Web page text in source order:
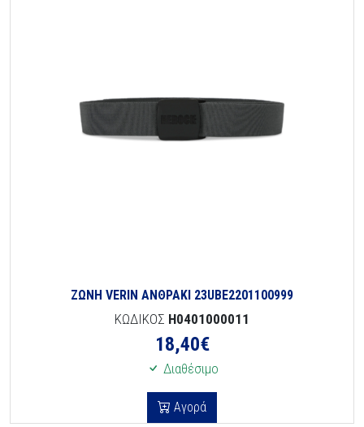
ΖΩΝΗ VERIN ΑΝΘΡΑΚΙ 23UBE2201100999
ΚΩΔΙΚΟΣ H0401000011
18,40€
Διαθέσιμο
Αγορά